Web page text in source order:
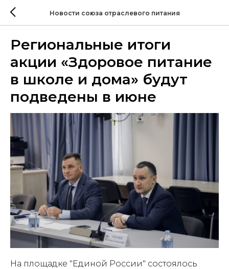
Новости союза отраслевого питания
Региональные итоги
акции «Здоровое питание
в школе и дома» будут
подведены в июне
На площадке "Единой России" состоялось